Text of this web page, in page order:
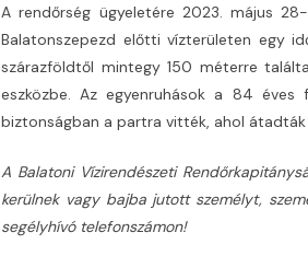
A rendőrség ügyeletére 2023. május
Balatonszepezd előtti vízterületen egy
szárazföldtől mintegy 150 méterre
eszközbe. Az egyenruhások a 84
biztonságban a partra vitték, ahol
A Balatoni Vízirendészeti
kerülnek vagy bajba jutott személyt,
segélyhívó telefonszámon!